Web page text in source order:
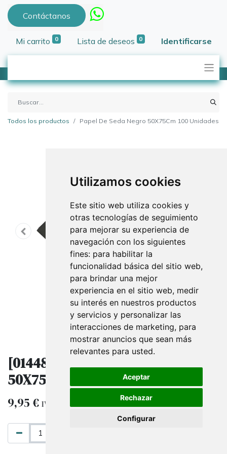
Utilizamos cookies
Este sitio web utiliza cookies y
otras tecnologías de seguimiento
para mejorar su experiencia de
navegación con los siguientes
fines: para habilitar la
funcionalidad básica del sitio web,
para brindar una mejor
experiencia en el sitio web, medir
su interés en nuestros productos
y servicios y personalizar las
interacciones de marketing, para
mostrar anuncios que sean más
relevantes para usted.
Aceptar
Rechazar
Configurar
Contáctanos
Mi carrito 0 Lista de deseos 0 Identificarse
Todos los productos Papel De Seda Negro 50X75Cm 100 Unidades
[014489] Papel De Seda Negro
50X75Cm 100 Unidades
9,95€ IVA excluido